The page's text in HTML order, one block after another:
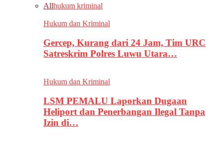
Allhukum kriminal
Hukum dan Kriminal
Gercep, Kurang dari 24 Jam, Tim URC
Satreskrim Polres Luwu Utara…
Hukum dan Kriminal
LSM PEMALU Laporkan Dugaan
Heliport dan Penerbangan Ilegal Tanpa
Izin di…